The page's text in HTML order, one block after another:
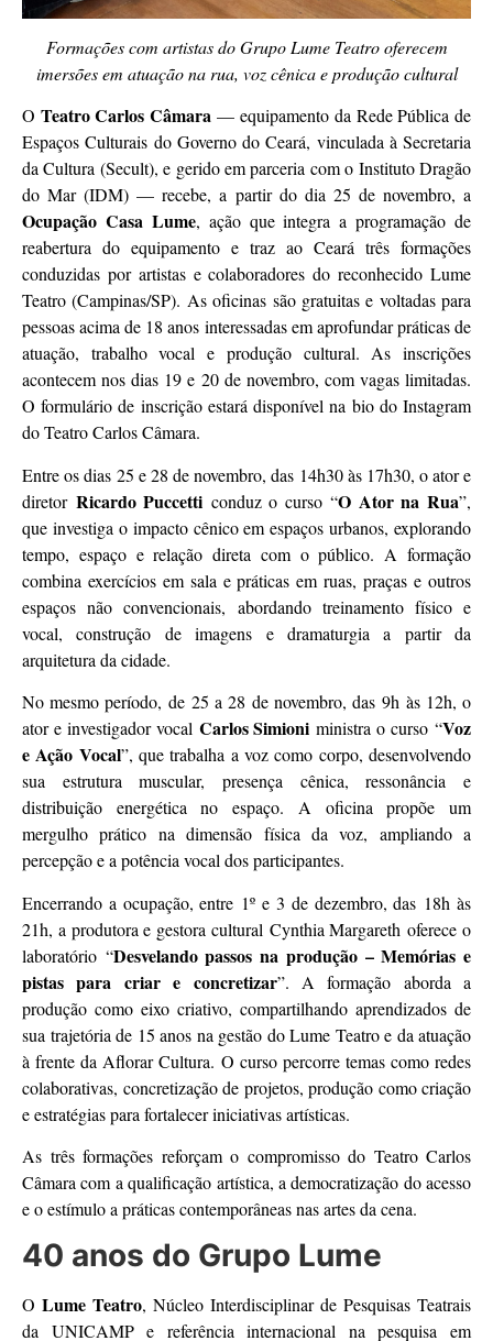
Formações com artistas do Grupo Lume Teatro oferecem
imersões em atuação na rua, voz cênica e produção cultural
O Teatro Carlos Câmara — equipamento da Rede Pública de
Espaços Culturais do Governo do Ceará, vinculada à Secretaria
da Cultura (Secult), e gerido em parceria com o Instituto Dragão
do Mar (IDM) — recebe, a partir do dia 25 de novembro, a
Ocupação Casa Lume, ação que integra a programação de
reabertura do equipamento e traz ao Ceará três formações
conduzidas por artistas e colaboradores do reconhecido Lume
Teatro (Campinas/SP). As oficinas são gratuitas e voltadas para
pessoas acima de 18 anos interessadas em aprofundar práticas de
atuação, trabalho vocal e produção cultural. As inscrições
acontecem nos dias 19 e 20 de novembro, com vagas limitadas.
O formulário de inscrição estará disponível na bio do Instagram
do Teatro Carlos Câmara.
Entre os dias 25 e 28 de novembro, das 14h30 às 17h30, o ator e
diretor Ricardo Puccetti conduz o curso “O Ator na Rua”,
que investiga o impacto cênico em espaços urbanos, explorando
tempo, espaço e relação direta com o público. A formação
combina exercícios em sala e práticas em ruas, praças e outros
espaços não convencionais, abordando treinamento físico e
vocal, construção de imagens e dramaturgia a partir da
arquitetura da cidade.
No mesmo período, de 25 a 28 de novembro, das 9h às 12h, o
ator e investigador vocal Carlos Simioni ministra o curso “Voz
e Ação Vocal”, que trabalha a voz como corpo, desenvolvendo
sua estrutura muscular, presença cênica, ressonância e
distribuição energética no espaço. A oficina propõe um
mergulho prático na dimensão física da voz, ampliando a
percepção e a potência vocal dos participantes.
Encerrando a ocupação, entre 1º e 3 de dezembro, das 18h às
21h, a produtora e gestora cultural Cynthia Margareth oferece o
laboratório “Desvelando passos na produção – Memórias e
pistas para criar e concretizar”. A formação aborda a
produção como eixo criativo, compartilhando aprendizados de
sua trajetória de 15 anos na gestão do Lume Teatro e da atuação
à frente da Aflorar Cultura. O curso percorre temas como redes
colaborativas, concretização de projetos, produção como criação
e estratégias para fortalecer iniciativas artísticas.
As três formações reforçam o compromisso do Teatro Carlos
Câmara com a qualificação artística, a democratização do acesso
e o estímulo a práticas contemporâneas nas artes da cena.
40 anos do Grupo Lume
O Lume Teatro, Núcleo Interdisciplinar de Pesquisas Teatrais
da UNICAMP e referência internacional na pesquisa em